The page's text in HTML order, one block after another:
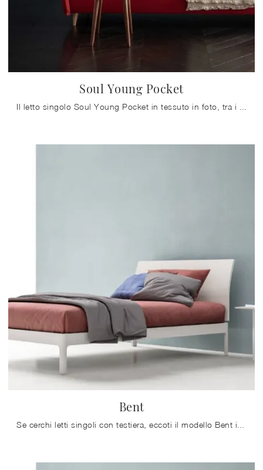
Soul Young Pocket
Bent